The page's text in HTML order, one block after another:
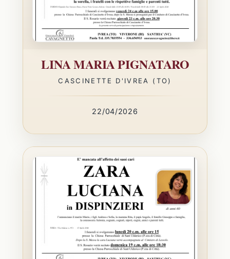
LINA MARIA PIGNATARO
CASCINETTE D'IVREA (TO)
22/04/2026